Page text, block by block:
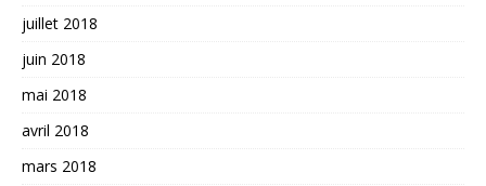
juillet 2018
juin 2018
mai 2018
avril 2018
mars 2018